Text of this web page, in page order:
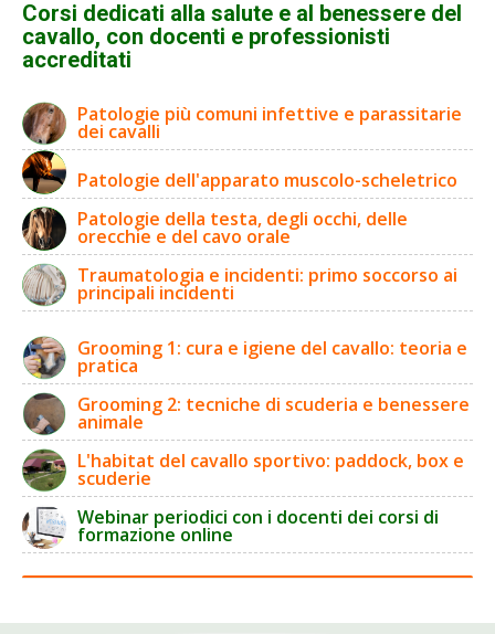
Corsi dedicati alla salute e al benessere del
cavallo, con docenti e professionisti
accreditati
Patologie più comuni infettive e parassitarie
dei cavalli
Patologie dell'apparato muscolo-scheletrico
Patologie della testa, degli occhi, delle
orecchie e del cavo orale
Traumatologia e incidenti: primo soccorso ai
principali incidenti
Grooming 1: cura e igiene del cavallo: teoria e
pratica
Grooming 2: tecniche di scuderia e benessere
animale
L'habitat del cavallo sportivo: paddock, box e
scuderie
Webinar periodici con i docenti dei corsi di
formazione online